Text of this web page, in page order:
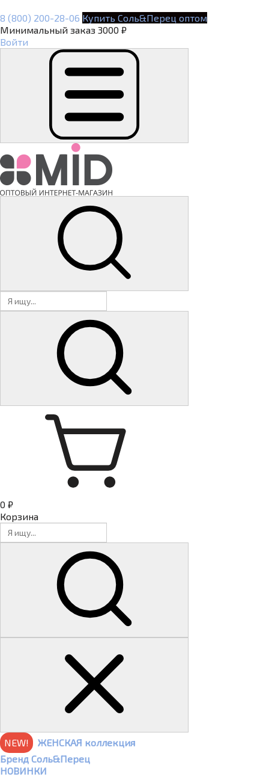
8 (800) 200-28-06 Купить Соль&Перец оптом
Минимальный заказ 3000 ₽
Войти
0 ₽
Корзина
NEW!
ЖЕНСКАЯ коллекция
Бренд Соль&Перец
НОВИНКИ